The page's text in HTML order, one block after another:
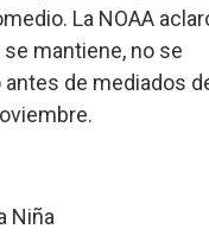
La NOAA
mantiene, no se
de mediados
Niña